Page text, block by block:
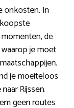
onkosten. In
de
je moet
je moeiteloos
Rijssen.
geen routes